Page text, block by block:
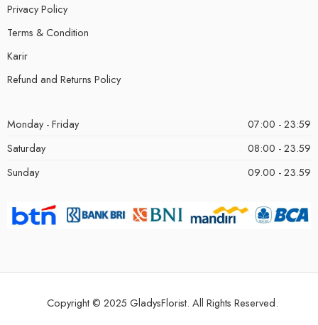
Privacy Policy
Terms & Condition
Karir
Refund and Returns Policy
Monday - Friday
07:00 - 23:59
Saturday
08:00 - 23.59
Sunday
09.00 - 23.59
Copyright © 2025 GladysFlorist. All Rights Reserved.